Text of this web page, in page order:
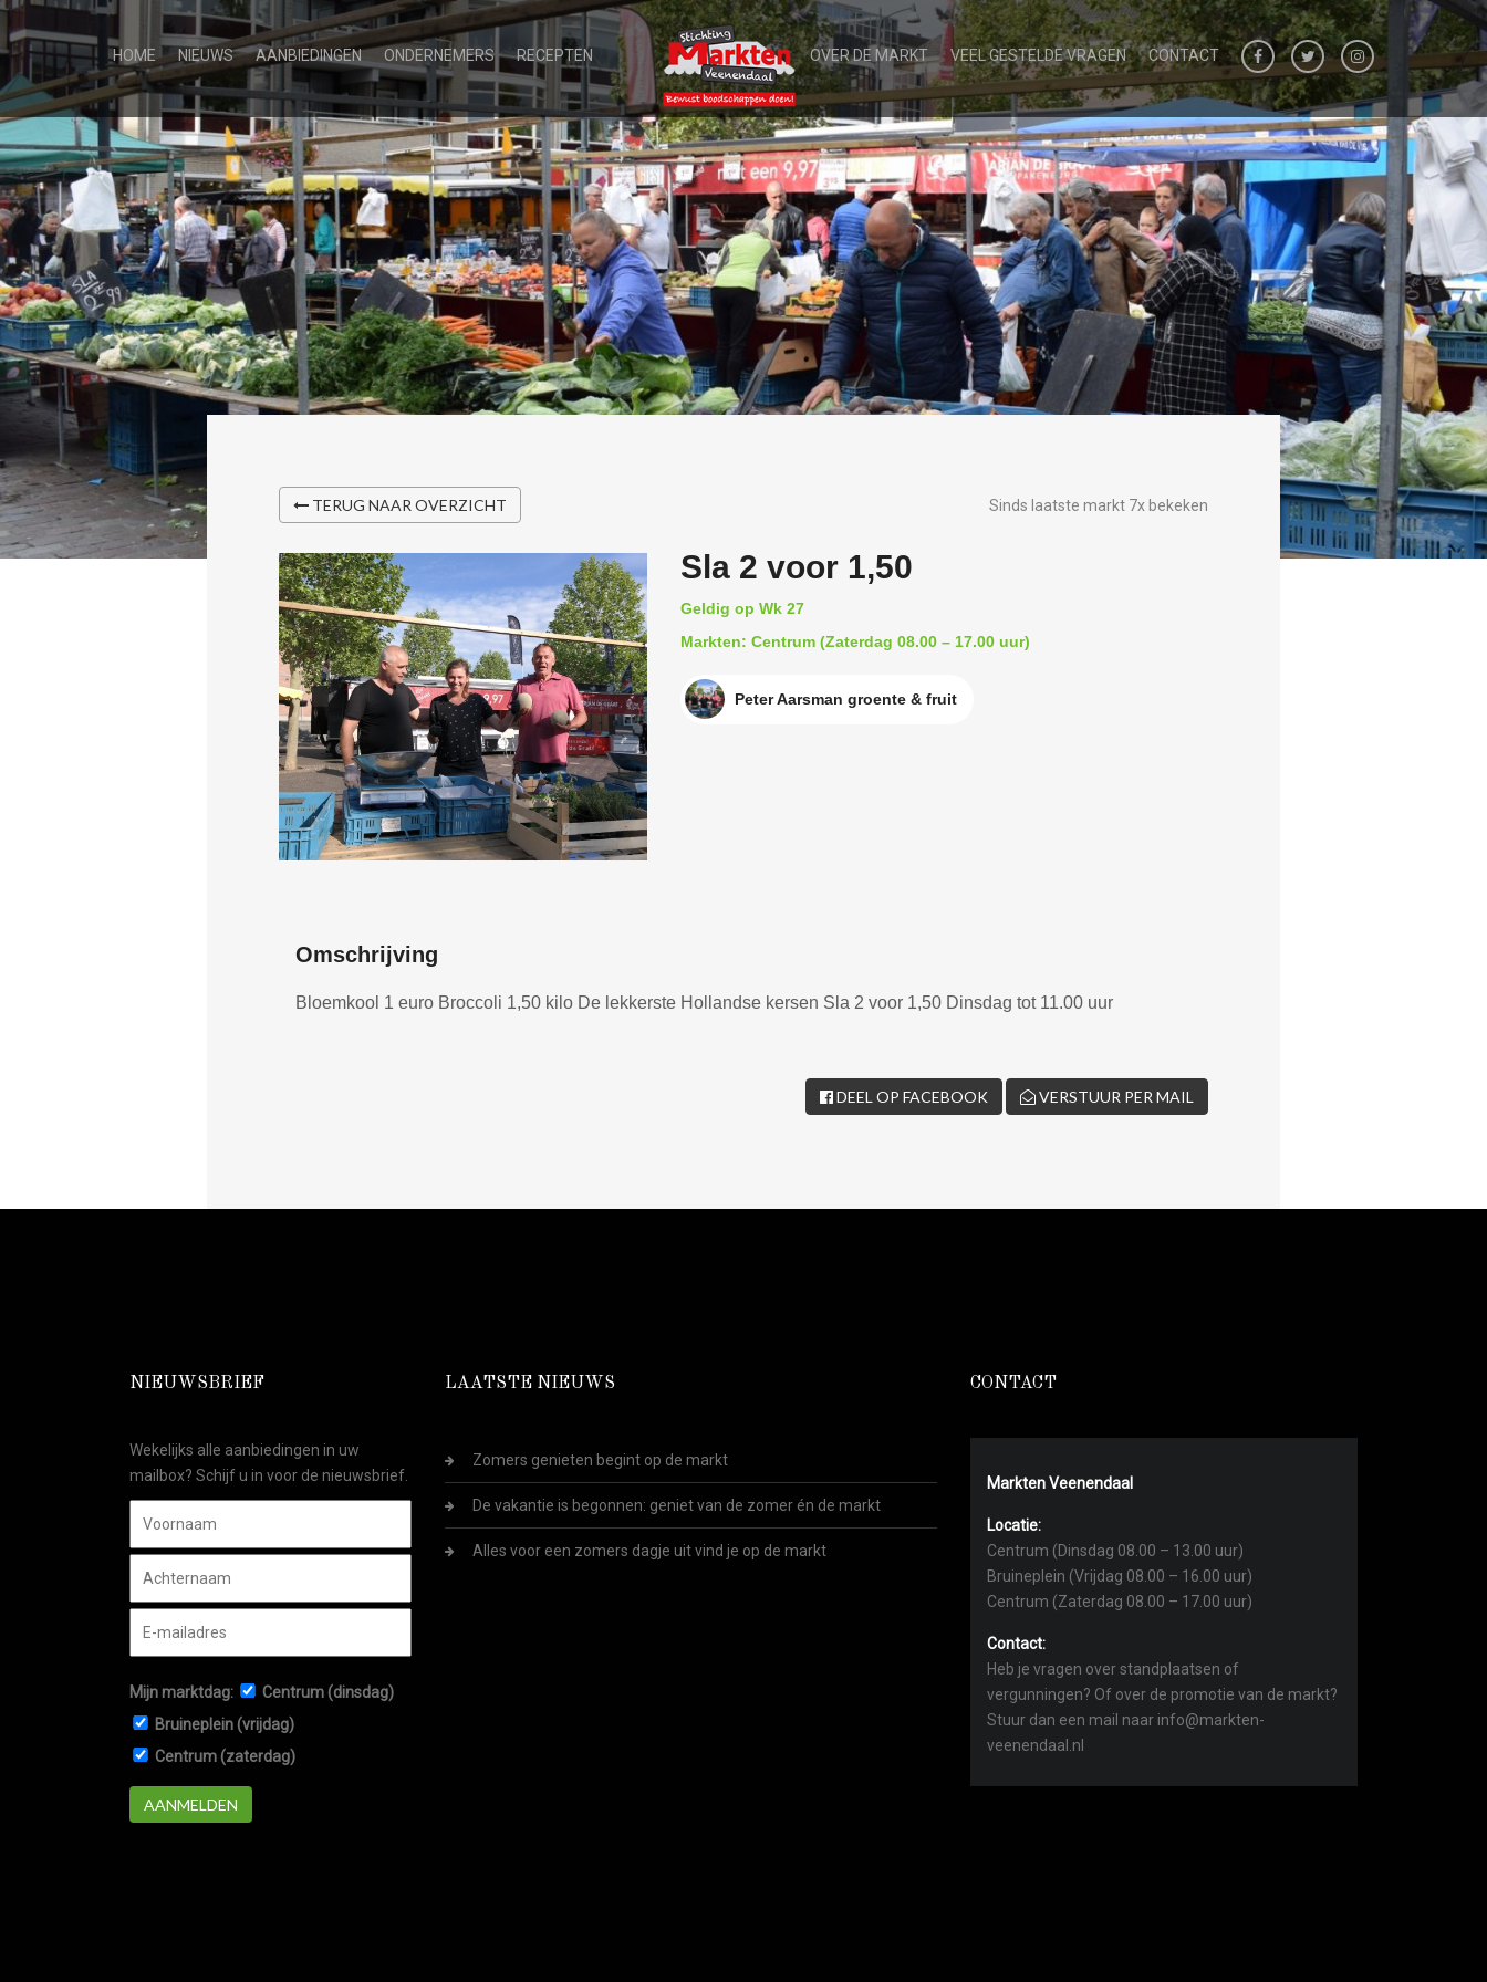
HOME NIEUWS AANBIEDINGEN ONDERNEMERS RECEPTEN OVER DE MARKT VEEL GESTELDE VRAGEN CONTACT
TERUG NAAR OVERZICHT Sinds laatste markt 7x bekeken
Sla 2 voor 1,50
Geldig op Wk 27
Markten: Centrum (Zaterdag 08.00 – 17.00 uur)
Peter Aarsman groente & fruit
Omschrijving
Bloemkool 1 euro Broccoli 1,50 kilo De lekkerste Hollandse kersen Sla 2 voor 1,50 Dinsdag tot 11.00 uur
DEEL OP FACEBOOK VERSTUUR PER MAIL
NIEUWSBRIEF
Wekelijks alle aanbiedingen in uw
mailbox? Schijf u in voor de nieuwsbrief.
Mijn marktdag:
Centrum (dinsdag)
Bruineplein (vrijdag)
Centrum (zaterdag)
AANMELDEN
LAATSTE NIEUWS
Zomers genieten begint op de markt
De vakantie is begonnen: geniet van de zomer én de markt
Alles voor een zomers dagje uit vind je op de markt
CONTACT
Markten Veenendaal
Locatie:
Centrum (Dinsdag 08.00 – 13.00 uur)
Bruineplein (Vrijdag 08.00 – 16.00 uur)
Centrum (Zaterdag 08.00 – 17.00 uur)
Contact:
Heb je vragen over standplaatsen of
vergunningen? Of over de promotie van de markt?
Stuur dan een mail naar info@markten-
veenendaal.nl